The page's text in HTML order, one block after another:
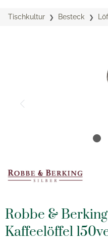
Tischkultur Besteck
Robbe &
Kaffeelöffel